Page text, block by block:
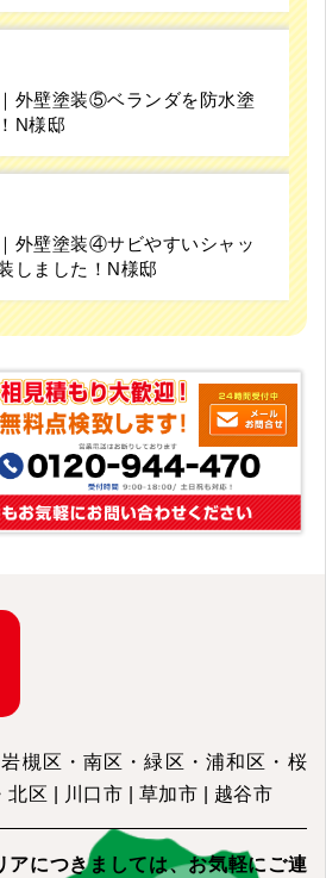
外壁塗装⑤ベランダを防水塗
N様邸
外壁塗装④サビやすいシャッ
しました！N様邸
槻区・南区・緑区・浦和区・桜
北区 | 川口市 | 草加市 | 越谷市
アにつきましては、お気軽にご連